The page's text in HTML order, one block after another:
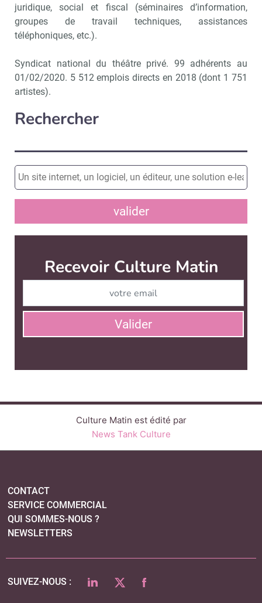
juridique, social et fiscal (séminaires d’information,
groupes de travail techniques, assistances
téléphoniques, etc.).
Syndicat national du théâtre privé. 99 adhérents au
01/02/2020. 5 512 emplois directs en 2018 (dont 1 751
artistes).
Rechercher
valider
Recevoir Culture Matin
Valider
Culture Matin est édité par
News Tank Culture
CONTACT
SERVICE COMMERCIAL
QUI SOMMES-NOUS ?
NEWSLETTERS
SUIVEZ-NOUS : LINKEDINTWITTERFACEBOOK